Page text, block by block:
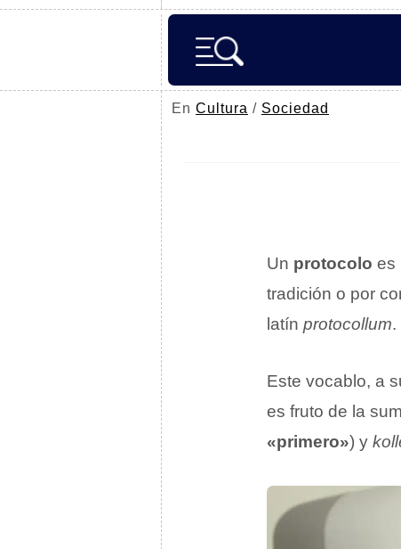
En Cultura / Sociedad
Un protocolo es
tradición o por
latín protocollum.
Este vocablo, a
es fruto de la
«primero») y